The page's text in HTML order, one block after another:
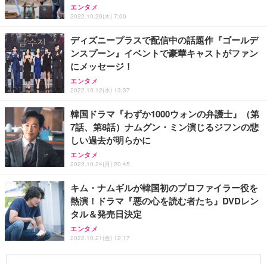
エンタメ
2022.10.20(木) 7:00
ディズニープラスで配信中の話題作『ゴールデ
ンスプーン』イベントで豪華キャストがファン
にメッセージ！
エンタメ
2022.10.12(水) 13:37
韓国ドラマ『わずか1000ウォンの弁護士』（第
7話、第8話）ナムグン・ミン演じるジフンの悲
しい過去が明らかに
エンタメ
2022.10.24(月) 20:45
キム・ナムギルが韓国初のプロファイラー役を
熱演！ドラマ『悪の心を読む者たち』DVDレン
タル＆発売日決定
エンタメ
2022.10.21(金) 12:17